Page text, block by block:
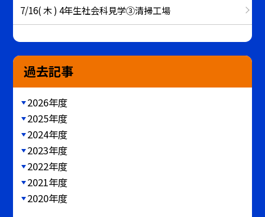
7/16( 木 ) 4年生社会科見学③清掃工場
過去記事
2026年度
2025年度
2024年度
2023年度
2022年度
2021年度
2020年度